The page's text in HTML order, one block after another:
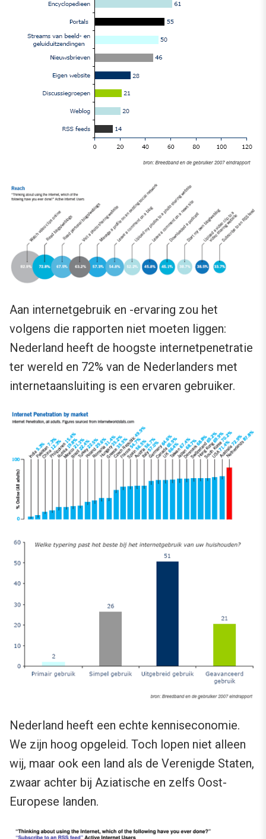
Aan internetgebruik en -ervaring zou het
volgens die rapporten niet moeten liggen:
Nederland heeft de hoogste internetpenetratie
ter wereld en 72% van de Nederlanders met
internetaansluiting is een ervaren gebruiker.
Nederland heeft een echte kenniseconomie.
We zijn hoog opgeleid. Toch lopen niet alleen
wij, maar ook een land als de Verenigde Staten,
zwaar achter bij Aziatische en zelfs Oost-
Europese landen.